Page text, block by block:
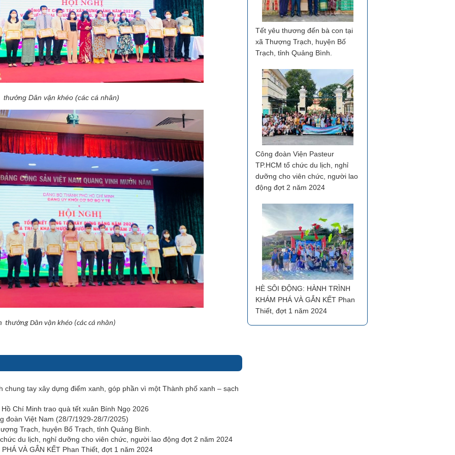
thưởng Dân vận khéo (các cá nhân)
thưởng Dân vận khéo (các cá nhân)
chung tay xây dựng điểm xanh, góp phần vì một Thành phố xanh – sạch
Chí Minh trao quà tết xuân Bính Ngọ 2026
đoàn Việt Nam (28/7/1929-28/7/2025)
Trạch, huyện Bố Trạch, tỉnh Quảng Bình.
du lịch, nghỉ dưỡng cho viên chức, người lao động đợt 2 năm 2024
VÀ GẮN KẾT Phan Thiết, đợt 1 năm 2024
Tết yêu thương đến bà con tại
xã Thượng Trạch, huyện Bố
Trạch, tỉnh Quảng Bình.
Công đoàn Viện Pasteur
TP.HCM tổ chức du lịch, nghỉ
dưỡng cho viên chức, người lao
động đợt 2 năm 2024
HÈ SÔI ĐỘNG: HÀNH TRÌNH
KHÁM PHÁ VÀ GẮN KẾT Phan
Thiết, đợt 1 năm 2024